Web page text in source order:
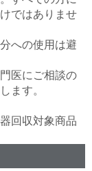
ではありませ
への使用は避
医にご相談の
ます。
回収対象商品